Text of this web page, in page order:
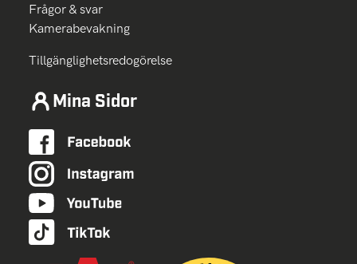
Frågor & svar
Kamerabevakning
Tillgänglighetsredogörelse
Mina Sidor